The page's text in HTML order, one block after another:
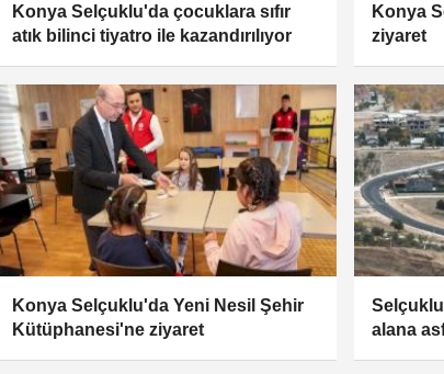
Konya Selçuklu'da çocuklara sıfır
atık bilinci tiyatro ile kazandırılıyor
Konya
ziyaret
Konya Selçuklu'da Yeni Nesil Şehir
Kütüphanesi'ne ziyaret
alana